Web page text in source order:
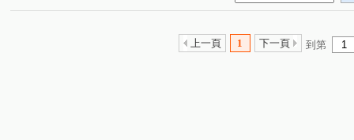
上一頁 1 下一頁 到第